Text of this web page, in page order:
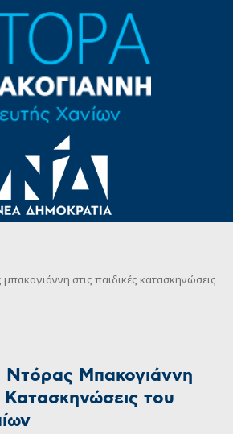
στις παιδικές κατασκηνώσεις
Ντόρας Μπακογιάννη
Κατασκηνώσεις του